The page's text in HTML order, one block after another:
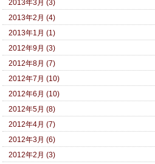
2013年3月 (3)
2013年2月 (4)
2013年1月 (1)
2012年9月 (3)
2012年8月 (7)
2012年7月 (10)
2012年6月 (10)
2012年5月 (8)
2012年4月 (7)
2012年3月 (6)
2012年2月 (3)